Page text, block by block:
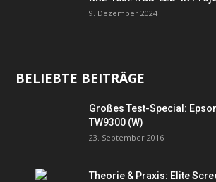
9. Dezember 2024
BELIEBTE BEITRÄGE
Großes Test-Special:
TW9300 (W)
23. September 2016
Theorie & Praxis: Elite